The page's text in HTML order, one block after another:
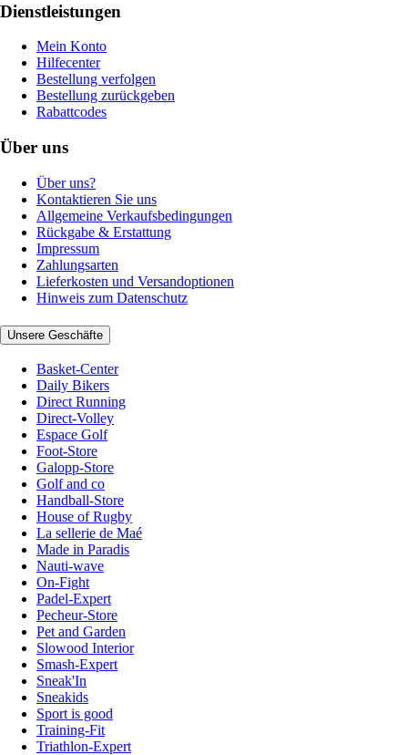
Dienstleistungen
Mein Konto
Hilfecenter
Bestellung verfolgen
Bestellung zurückgeben
Rabattcodes
Über uns
Über uns?
Kontaktieren Sie uns
Allgemeine Verkaufsbedingungen
Rückgabe & Erstattung
Impressum
Zahlungsarten
Lieferkosten und Versandoptionen
Hinweis zum Datenschutz
Unsere Geschäfte
Basket-Center
Daily Bikers
Direct Running
Direct-Volley
Espace Golf
Foot-Store
Galopp-Store
Golf and co
Handball-Store
House of Rugby
La sellerie de Maé
Made in Paradis
Nauti-wave
On-Fight
Padel-Expert
Pecheur-Store
Pet and Garden
Slowood Interior
Smash-Expert
Sneak'In
Sneakids
Sport is good
Training-Fit
Triathlon-Expert